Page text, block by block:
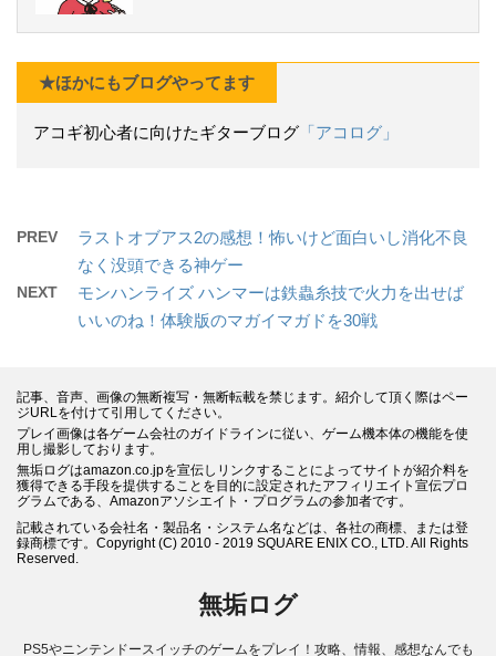
★ほかにもブログやってます
アコギ初心者に向けたギターブログ 「アコログ」
PREV
ラストオブアス2の感想！怖いけど面白いし消化不良
なく没頭できる神ゲー
NEXT
モンハンライズ ハンマーは鉄蟲糸技で火力を出せば
いいのね！体験版のマガイマガドを30戦
記事、音声、画像の無断複写・無断転載を禁じます。紹介して頂く際はペー
ジURLを付けて引用してください。
プレイ画像は各ゲーム会社のガイドラインに従い、ゲーム機本体の機能を使
用し撮影しております。
無垢ログはamazon.co.jpを宣伝しリンクすることによってサイトが紹介料を
獲得できる手段を提供することを目的に設定されたアフィリエイト宣伝プロ
グラムである、Amazonアソシエイト・プログラムの参加者です。
記載されている会社名・製品名・システム名などは、各社の商標、または登
録商標です。Copyright (C) 2010 - 2019 SQUARE ENIX CO., LTD. All Rights
Reserved.
無垢ログ
PS5やニンテンドースイッチのゲームをプレイ！攻略、情報、感想なんでも